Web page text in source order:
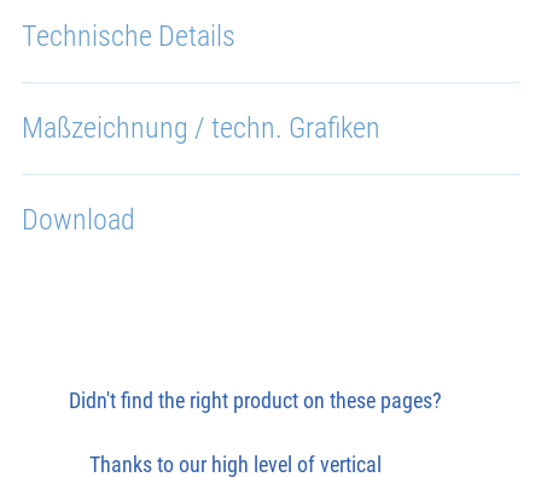
Technische Details
Maßzeichnung / techn. Grafiken
Download
Didn't find the right product on these pages?
Thanks to our high level of vertical